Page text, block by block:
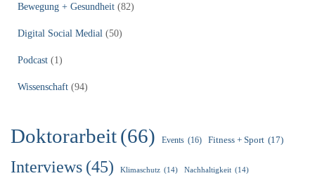
Bewegung + Gesundheit (82)
Digital Social Medial (50)
Podcast (1)
Wissenschaft (94)
Doktorarbeit(66) Events (16) Fitness + Sport (17)
Interviews (45) Klimaschutz (14) Nachhaltigkeit (14)